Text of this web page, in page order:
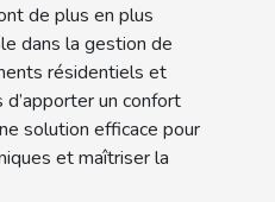
de plus en plus
dans la gestion de
résidentiels et
un confort
solution efficace pour
et maîtriser la